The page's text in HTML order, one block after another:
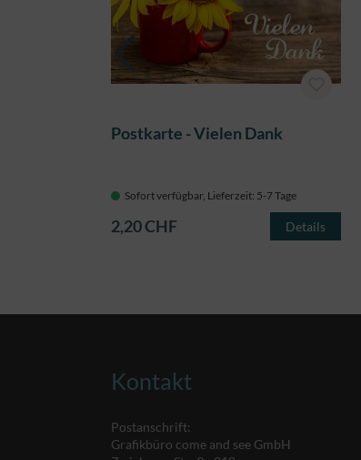
Postkarte - Vielen Dank
Sofort verfügbar, Lieferzeit: 5-7 Tage
2,20 CHF Details
Kontakt
Postanschrift:
Grafikbüro come and see GmbH